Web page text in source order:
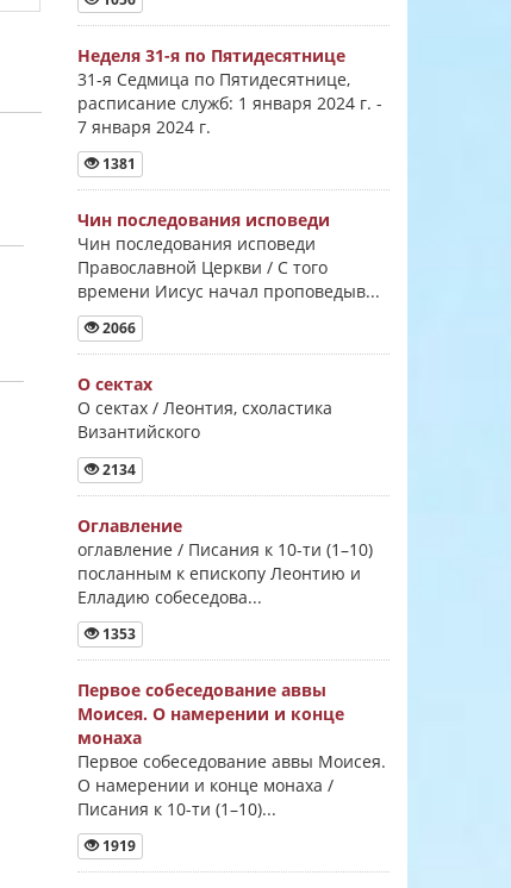
Неделя 31-я по Пятидесятнице
31-я Седмица по Пятидесятнице,
расписание служб: 1 января 2024 г. -
7 января 2024 г.
1381
Чин последования исповеди
Чин последования исповеди
Православной Церкви / С того
времени Иисус начал проповедыв...
2066
О сектах
О сектах / Леонтия, схоластика
Византийского
2134
Оглавление
оглавление / Писания к 10-ти (1–10)
посланным к епископу Леонтию и
Елладию собеседова...
1353
Первое собеседование аввы
Моисея. О намерении и конце
монаха
Первое собеседование аввы Моисея.
О намерении и конце монаха /
Писания к 10-ти (1–10)...
1919